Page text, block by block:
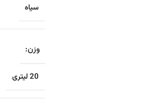
سیاه
وزن:
20 لیتری